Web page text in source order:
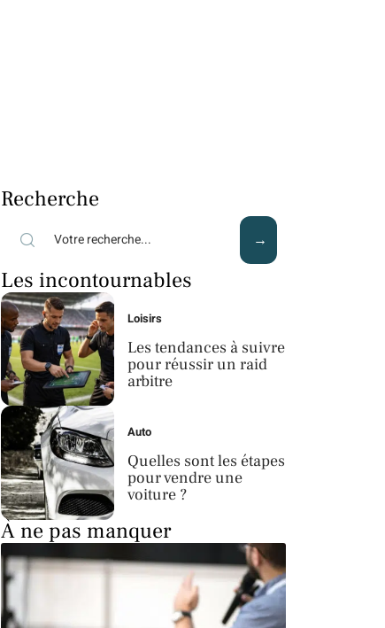
Recherche
Les incontournables
Loisirs
Les tendances à suivre
pour réussir un raid
arbitre
Auto
Quelles sont les étapes
pour vendre une
voiture ?
À ne pas manquer